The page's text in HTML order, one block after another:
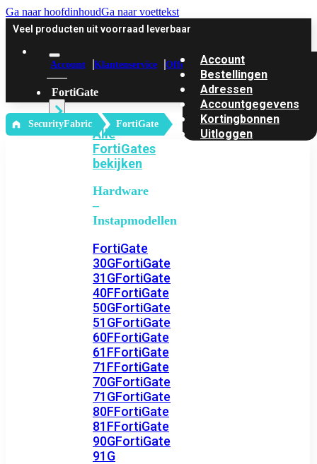
Ga naar hoofdinhoudGa naar voettekst
Veel producten uit voorraad leverbaar
Account Klantenservice Offerte
FortiGate
Alle
FortiGates
bekijken
Hardware
–
Instapmodellen
FortiGate
30GFortiGate
31GFortiGate
40FFortiGate
50GFortiGate
51GFortiGate
60FFortiGate
61FFortiGate
71FFortiGate
70GFortiGate
71GFortiGate
80FFortiGate
81FFortiGate
90GFortiGate
91G
Account
Bestellingen
Adressen
Accountgegevens
Kortingbonnen
Uitloggen
‎ SecurityFabric FortiGate